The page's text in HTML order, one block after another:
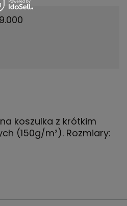
koszulka z krótkim
(150g/m²). Rozmiary: